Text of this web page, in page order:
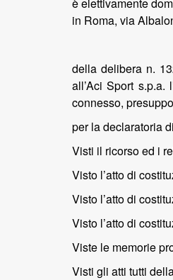
in Roma, via
della delibera n.
all’Aci Sport
connesso,
per la declaratoria
Visti il ricorso ed i
Visto l’atto di
Visto l’atto di
Visto l’atto di
Viste le memorie
Visti gli atti tutti